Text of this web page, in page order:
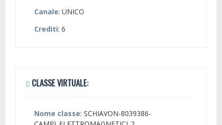
Canale: UNICO
Crediti: 6
CLASSE VIRTUALE:
Nome classe: SCHIAVON-8039386-